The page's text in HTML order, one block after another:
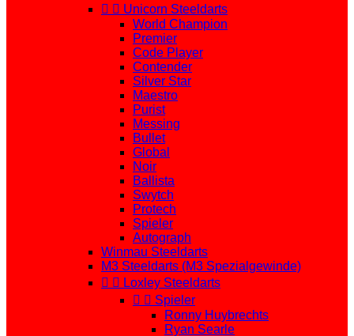
  Unicorn Steeldarts
World Champion
Premier
Code Player
Contender
Silver Star
Maestro
Purist
Messing
Bullet
Global
Noir
Ballista
Swytch
Protech
Spieler
Autograph
Winmau Steeldarts
M3 Steeldarts (M3 Spezialgewinde)
  Loxley Steeldarts
  Spieler
Ronny Huybrechts
Ryan Searle